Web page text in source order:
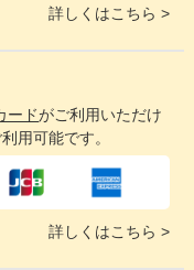
詳しくはこちら >
ードがご利用いただけ
用可能です。
詳しくはこちら >